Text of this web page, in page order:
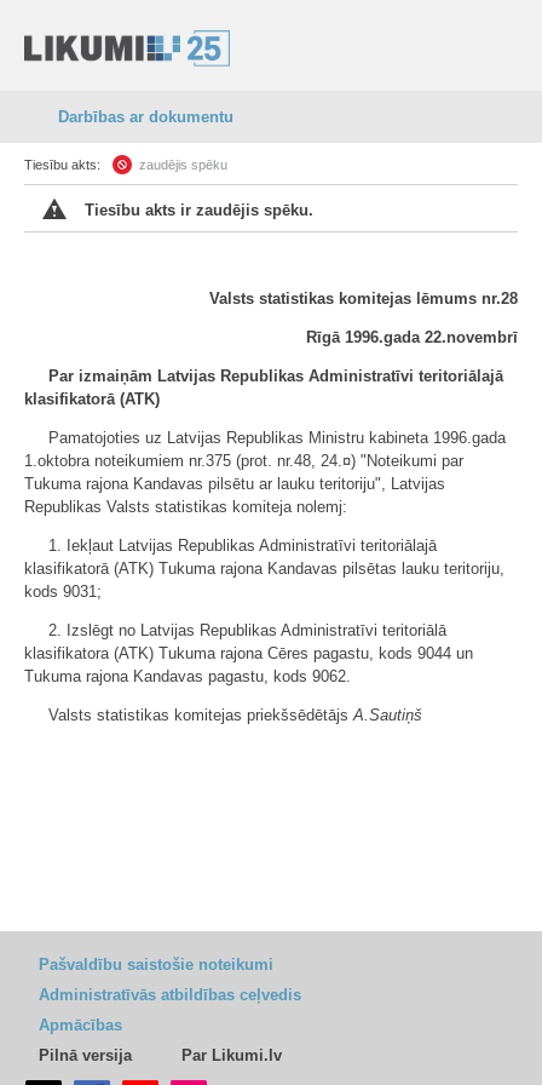
Darbības ar dokumentu
Tiesību akts: zaudējis spēku
Tiesību akts ir zaudējis spēku.
Valsts statistikas komitejas lēmums nr.28
Rīgā 1996.gada 22.novembrī
Par izmaiņām Latvijas Republikas Administratīvi teritoriālajā
klasifikatorā (ATK)
Pamatojoties uz Latvijas Republikas Ministru kabineta 1996.gada
1.oktobra noteikumiem nr.375 (prot. nr.48, 24.¤) "Noteikumi par
Tukuma rajona Kandavas pilsētu ar lauku teritoriju", Latvijas
Republikas Valsts statistikas komiteja nolemj:
1. Iekļaut Latvijas Republikas Administratīvi teritoriālajā
klasifikatorā (ATK) Tukuma rajona Kandavas pilsētas lauku teritoriju,
kods 9031;
2. Izslēgt no Latvijas Republikas Administratīvi teritoriālā
klasifikatora (ATK) Tukuma rajona Cēres pagastu, kods 9044 un
Tukuma rajona Kandavas pagastu, kods 9062.
Valsts statistikas komitejas priekšsēdētājsA.Sautiņš
Pašvaldību saistošie noteikumi
Administratīvās atbildības ceļvedis
Apmācības
Pilnā versija
Par Likumi.lv